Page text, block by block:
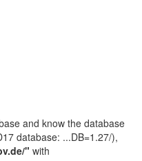
and know the database
database: ...DB=1.27/),
" with